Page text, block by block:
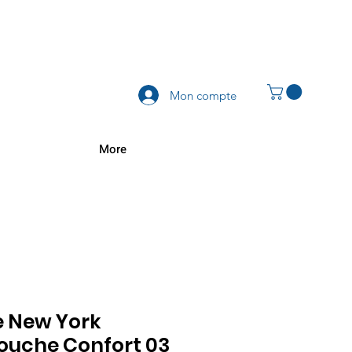
Mon compte
More
York
Confort 03